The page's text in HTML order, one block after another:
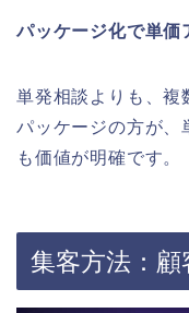
パッケージ化で単価
単発相談よりも、複
パッケージの方が、
も価値が明確です。
集客方法：